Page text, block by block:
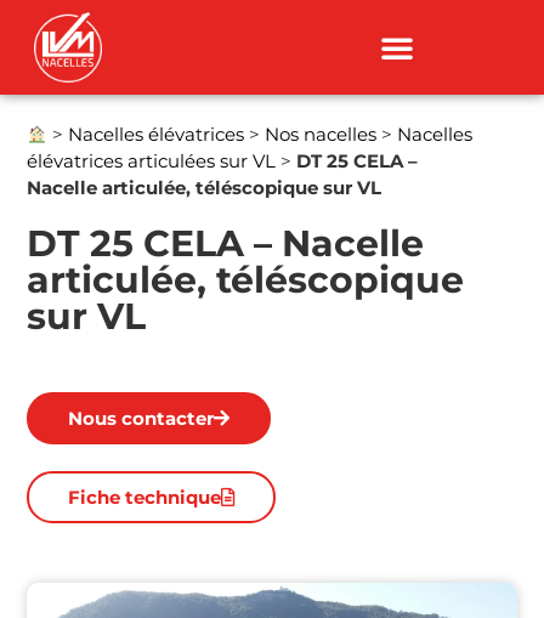
> Nacelles élévatrices > Nos nacelles > Nacelles
élévatrices articulées sur VL > DT 25 CELA –
Nacelle articulée, téléscopique sur VL
DT 25 CELA – Nacelle
articulée, téléscopique
sur VL
Nous contacter
Fiche technique